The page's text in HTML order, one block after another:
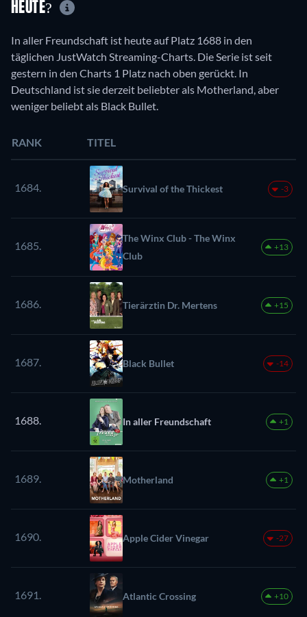
HEUTE?
In aller Freundschaft ist heute auf Platz 1688 in den
täglichen JustWatch Streaming-Charts. Die Serie ist seit
gestern in den Charts 1 Platz nach oben gerückt. In
Deutschland ist sie derzeit beliebter als Motherland, aber
weniger beliebt als Black Bullet.
RANK TITEL
1684. Survival of the Thickest -3
1685.
The Winx Club - The Winx
Club
+13
1686. Tierärztin Dr. Mertens +15
1687. Black Bullet -14
1688. In aller Freundschaft +1
1689. Motherland +1
1690. Apple Cider Vinegar -27
1691. Atlantic Crossing +10